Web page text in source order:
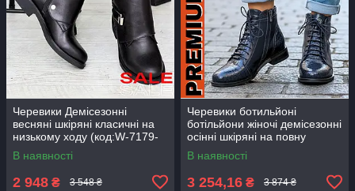
Черевики Демісезонні
весняні шкіряні класичні на
низькому ходу (код:W-7179-
чк)
В наявності
2 948 ₴ 3 548 ₴
Черевики ботильйоні
ботільйони жіночі демісезонні
осінні шкіряні на повну
широку середню ногу 38-39
розмір преміум серія
В наявності
3 254,16 ₴ 3 874 ₴